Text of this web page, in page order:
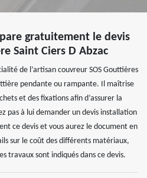
gratuitement le devis
Saint Ciers D Abzac
de l’artisan couvreur SOS Gouttières
pendante ou rampante. Il maîtrise
et des fixations afin d’assurer la
pas à lui demander un devis installation
ce devis et vous aurez le document en
sur le coût des différents matériaux,
travaux sont indiqués dans ce devis.